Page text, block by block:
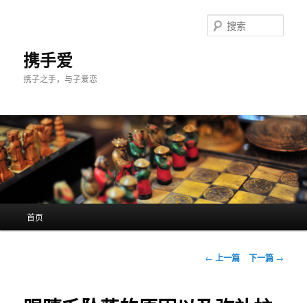
携手爱
携子之手，与子爱恋
索
首页
文
航
← 上一篇 下一篇 →